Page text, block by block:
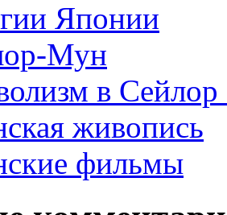
Японии
Мун
в
живопись
фильмы